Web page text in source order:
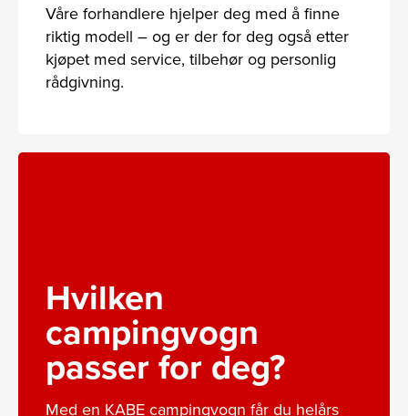
Våre forhandlere hjelper deg med å finne
riktig modell – og er der for deg også etter
kjøpet med service, tilbehør og personlig
rådgivning.
Hvilken
campingvogn
passer for deg?
Med en KABE campingvogn får du helårs